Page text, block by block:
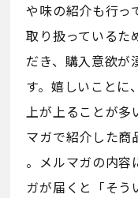
や味の紹介も行っ
取り扱っているた
だき、購入意欲が
す。嬉しいことに
上が上ることが多
マガで紹介した商
。メルマガの内容
ガが届くと「そう